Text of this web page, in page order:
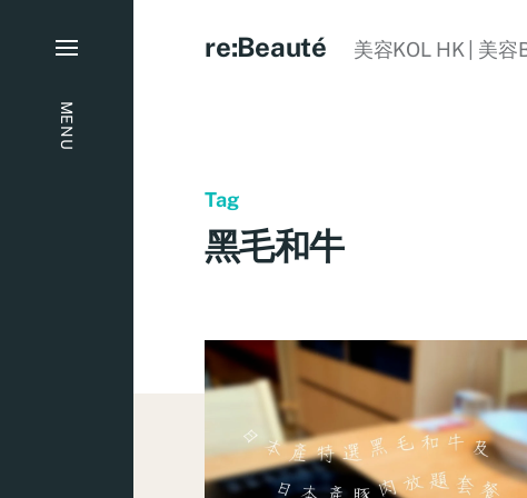
MENU
re:Beauté 美容KOL HK | 美容
Tag
黑毛和牛